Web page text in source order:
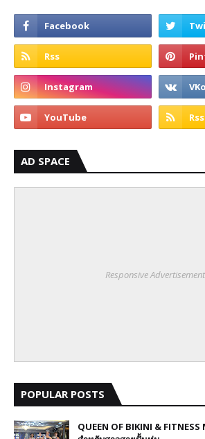
AD SPACE
Responsive Advertisement
POPULAR POSTS
QUEEN OF BIKINI & FITNESS